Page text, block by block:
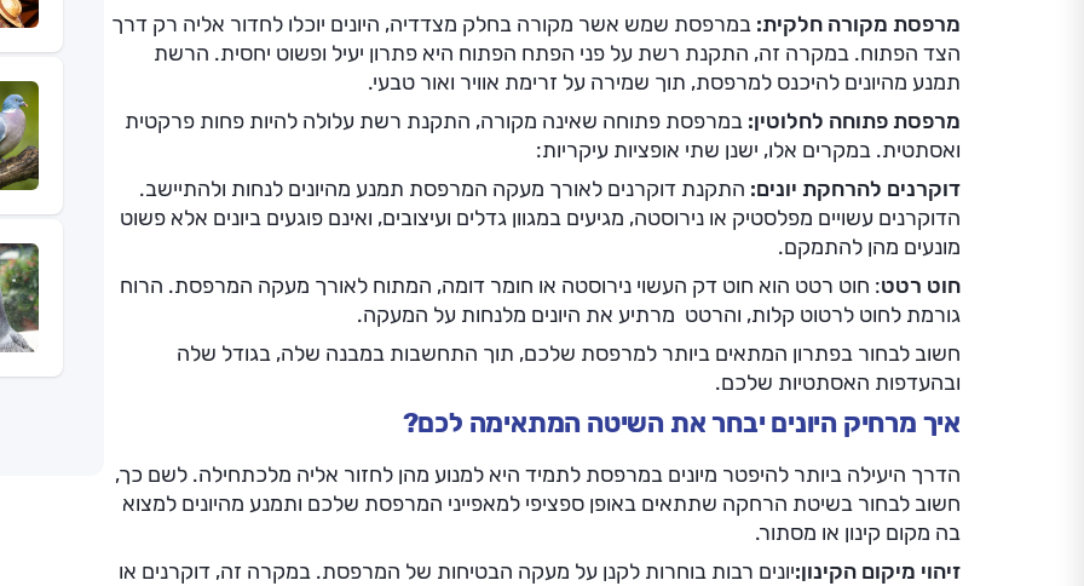
מרפסת מקורה חלקית: במרפסת שמש אשר מקורה בחלק מצדדיה, היונים יוכלו לחדור אליה רק דרך
הצד הפתוח. במקרה זה, התקנת רשת על פני הפתח הפתוח היא פתרון יעיל ופשוט יחסית. הרשת
תמנע מהיונים להיכנס למרפסת, תוך שמירה על זרימת אוויר ואור טבעי.
מרפסת פתוחה לחלוטין: במרפסת פתוחה שאינה מקורה, התקנת רשת עלולה להיות פחות פרקטית
ואסתטית. במקרים אלו, ישנן שתי אופציות עיקריות:
דוקרנים להרחקת יונים: התקנת דוקרנים לאורך מעקה המרפסת תמנע מהיונים לנחות ולהתיישב.
הדוקרנים עשויים מפלסטיק או נירוסטה, מגיעים במגוון גדלים ועיצובים, ואינם פוגעים ביונים אלא פשוט
מונעים מהן להתמקם.
חוט רטט: חוט רטט הוא חוט דק העשוי נירוסטה או חומר דומה, המתוח לאורך מעקה המרפסת. הרוח
גורמת לחוט לרטוט קלות, והרטט מרתיע את היונים מלנחות על המעקה.
חשוב לבחור בפתרון המתאים ביותר למרפסת שלכם, תוך התחשבות במבנה שלה, בגודל שלה
ובהעדפות האסתטיות שלכם.
איך מרחיק היונים יבחר את השיטה המתאימה לכם?
הדרך היעילה ביותר להיפטר מיונים במרפסת לתמיד היא למנוע מהן לחזור אליה מלכתחילה. לשם כך,
חשוב לבחור בשיטת הרחקה שתתאים באופן ספציפי למאפייני המרפסת שלכם ותמנע מהיונים למצוא
בה מקום קינון או מסתור.
זיהוי מיקום הקינון:יונים רבות בוחרות לקנן על מעקה הבטיחות של המרפסת. במקרה זה, דוקרנים או